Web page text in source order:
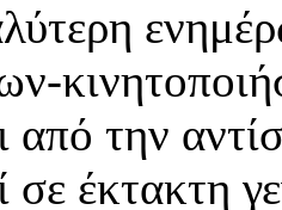
από την
έκτακτη